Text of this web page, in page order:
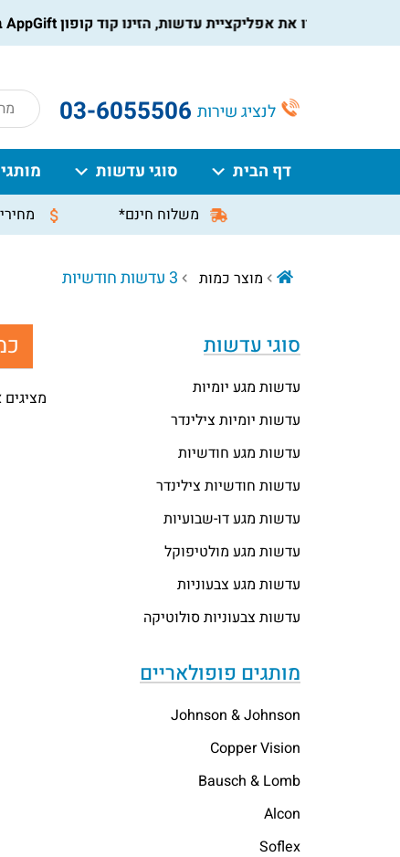
הורידו את אפליקציית עדשות, הזינו קוד קופון AppGift בעמוד התשלום, וקבלו הנחה מיידית על ההזמנה
לנציג שירות 03-6055506
דף הבית סוגי עדשות
משלוח חינם*
מוצר כמות 3 עדשות חודשיות
סוגי עדשות
עדשות מגע יומיות
עדשות יומיות צילינדר
עדשות מגע חודשיות
עדשות חודשיות צילינדר
עדשות מגע דו-שבועיות
עדשות מגע מולטיפוקל
עדשות מגע צבעוניות
עדשות צבעוניות סולוטיקה
מותגים פופולאריים
Johnson & Johnson
Copper Vision
Bausch & Lomb
Alcon
Soflex
מציגים את